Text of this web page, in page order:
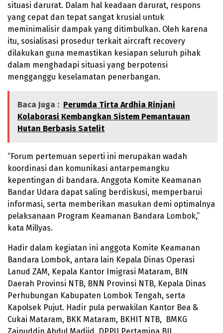
situasi darurat. Dalam hal keadaan darurat, respons
yang cepat dan tepat sangat krusial untuk
meminimalisir dampak yang ditimbulkan. Oleh karena
itu, sosialisasi prosedur terkait aircraft recovery
dilakukan guna memastikan kesiapan seluruh pihak
dalam menghadapi situasi yang berpotensi
mengganggu keselamatan penerbangan.
Baca Juga : Perumda Tirta Ardhia Rinjani
Kolaborasi Kembangkan Sistem Pemantauan
Hutan Berbasis Satelit
“Forum pertemuan seperti ini merupakan wadah
koordinasi dan komunikasi antarpemangku
kepentingan di bandara. Anggota Komite Keamanan
Bandar Udara dapat saling berdiskusi, memperbarui
informasi, serta memberikan masukan demi optimalnya
pelaksanaan Program Keamanan Bandara Lombok,”
kata Millyas.
Hadir dalam kegiatan ini anggota Komite Keamanan
Bandara Lombok, antara lain Kepala Dinas Operasi
Lanud ZAM, Kepala Kantor Imigrasi Mataram, BIN
Daerah Provinsi NTB, BNN Provinsi NTB, Kepala Dinas
Perhubungan Kabupaten Lombok Tengah, serta
Kapolsek Pujut. Hadir pula perwakilan Kantor Bea &
Cukai Mataram, BKK Mataram, BKHIT NTB, BMKG